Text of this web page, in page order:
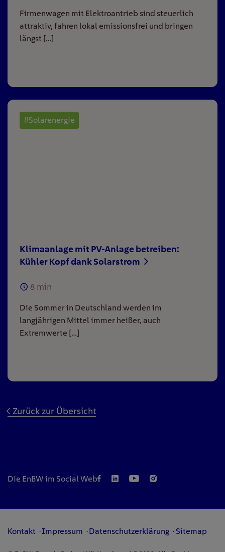
Firmenwagen mit Elektroantrieb sind steuerlich
attraktiv, fahren lokal emissionsfrei und bringen
längst […]
#Solarenergie
Klimaanlage mit PV-Anlage betreiben:
Kühler Kopf dank Solarstrom
8 min
Die Sommer in Deutschland werden im
langjährigen Mittel immer heißer, auch
Extremwerte […]
Zurück zur Übersicht
Die EnBW im Social Web
Kontakt Impressum Datenschutzerklärung Sitemap